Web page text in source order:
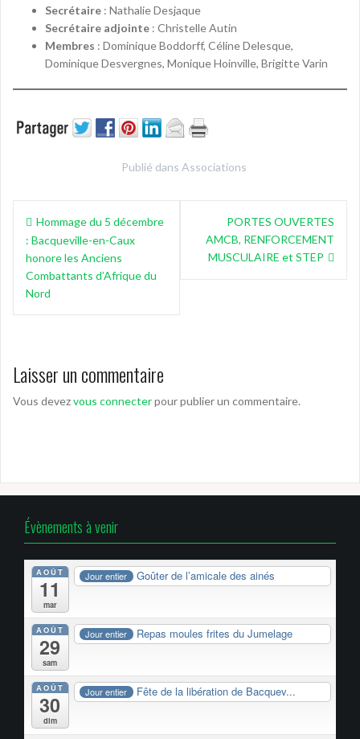
Secrétaire : Nathalie Desjaque
Secrétaire adjointe : Christelle Autin
Membres : Dominique Boddorff, Céline Delesque,
Dominique Desvergnes, Monique Hoinville, Brigitte Varin
Publié dans Associations
Navigation
de
l’article
Hommage du 5 décembre
: Bacqueville-en-Caux
honore les Anciens
Combattants d’Afrique du
Nord
PORTES OUVERTES
AMCB, RENFORCEMENT
MUSCULAIRE et STEP
Laisser un commentaire
Vous devezvous connecterpour publier un commentaire.
Évènements à venir
AOÛT
11
mar
Jour entier Goûter de l’amicale des ainés
AOÛT
29
sam
Jour entier Repas moules frites du Jumelage
AOÛT
30
dim
Jour entier Fête de la libération de Bacquev...